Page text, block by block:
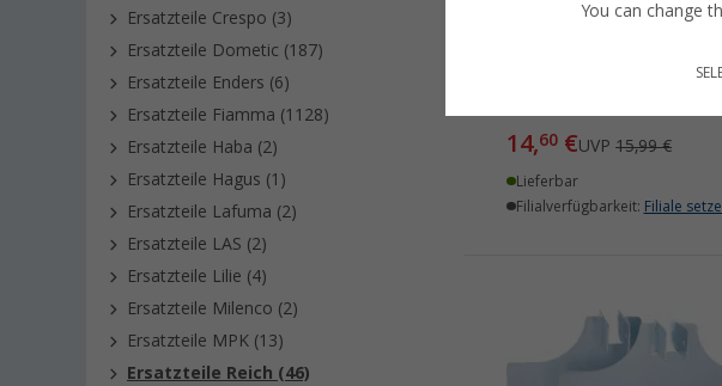
Ersatzteile Crespo (3)
Ersatzteile Dometic (187)
Ersatzteile Enders (6)
Ersatzteile Fiamma (1128)
Ersatzteile Haba (2)
Ersatzteile Hagus (1)
Ersatzteile Lafuma (2)
Ersatzteile LAS (2)
Ersatzteile Lilie (4)
Ersatzteile Milenco (2)
Ersatzteile MPK (13)
Ersatzteile Reich (46)
14,60 €UVP15,99 €
Lieferbar
Filialverfügbarkeit: Filiale
You can change